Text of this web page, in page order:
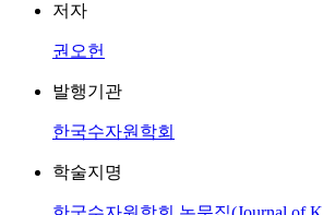
저자
권오헌
발행기관
한국수자원학회
학술지명